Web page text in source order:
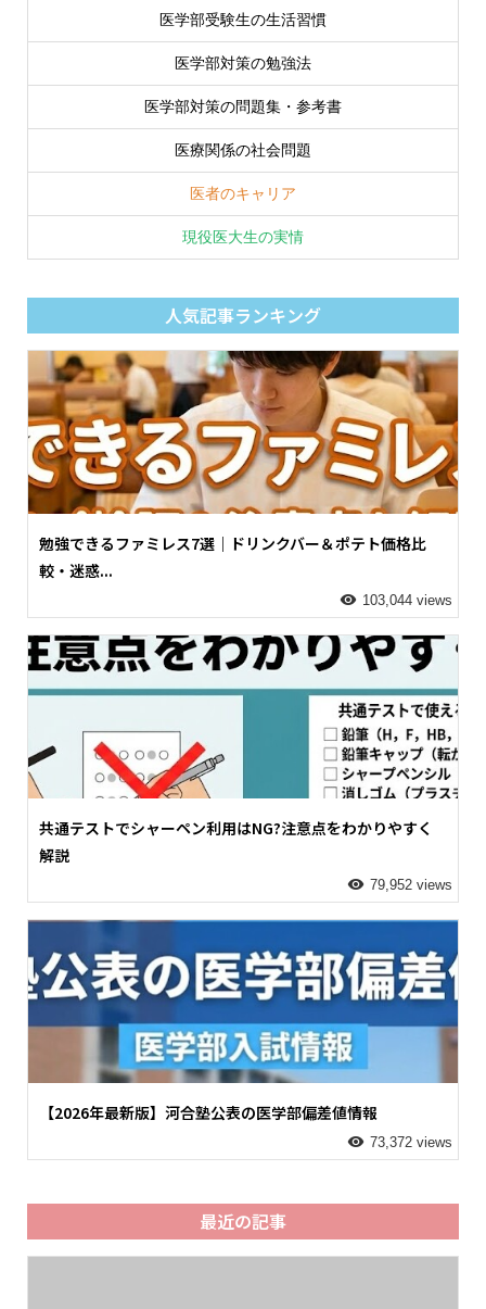
医学部受験生の生活習慣
医学部対策の勉強法
医学部対策の問題集・参考書
医療関係の社会問題
医者のキャリア
現役医大生の実情
人気記事ランキング
勉強できるファミレス7選｜ドリンクバー＆ポテト価格比
較・迷惑...
103,044 views
共通テストでシャーペン利用はNG?注意点をわかりやすく
解説
79,952 views
【2026年最新版】河合塾公表の医学部偏差値情報
73,372 views
最近の記事